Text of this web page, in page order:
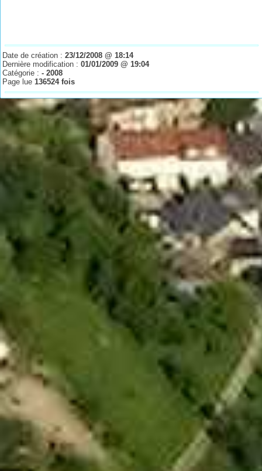
Date de création :23/12/2008 @ 18:14
Dernière modification :01/01/2009 @ 19:04
Catégorie :- 2008
Page lue136524 fois